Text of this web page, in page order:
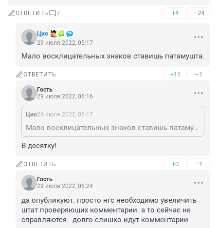
ОТВЕТИТЬ 7 +4 –24
Цио
29 июля 2022, 05:17
Мало восклицательных знаков ставишь патамушта.
ОТВЕТИТЬ +11 –1
Гость
29 июля 2022, 06:16
Цио29 июля 2022, 05:17
Мало восклицательных знаков ставишь патамушта.
В десятку!
ОТВЕТИТЬ +0 –1
Гость
29 июля 2022, 06:24
да опубликуют. просто нгс необходимо увеличить
штат проверяющих комментарии. а то сейчас не
справляются - долго слишко идут комментарии